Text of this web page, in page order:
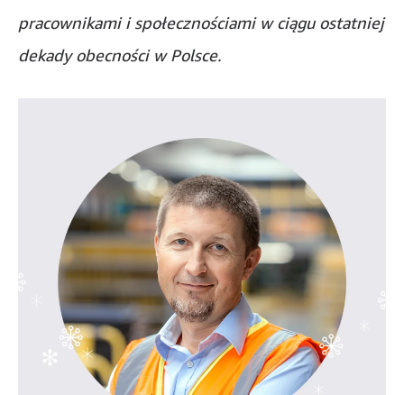
pracownikami i społecznościami w ciągu ostatniej
dekady obecności w Polsce.